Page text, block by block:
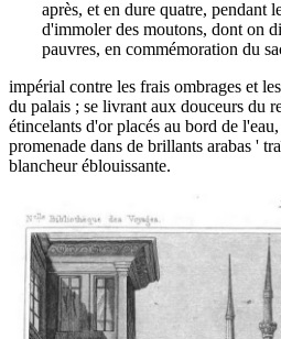
après, et en dure quatre, pendant
d'immoler des moutons, dont on
pauvres, en commémoration du
impérial contre les frais ombrages et
du palais ; se livrant aux douceurs du
étincelants d'or placés au bord de
promenade dans de brillants arabas '
blancheur éblouissante.